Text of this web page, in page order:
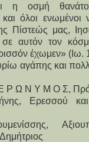
η οσμή
όλοι ενωμένοι
Πίστεώς μας,
αυτόν τον
έχωμεν» (Ιω.
αγάπης και
Ρ Ω Ν Υ Μ Ο Σ,
Ερεσσού και